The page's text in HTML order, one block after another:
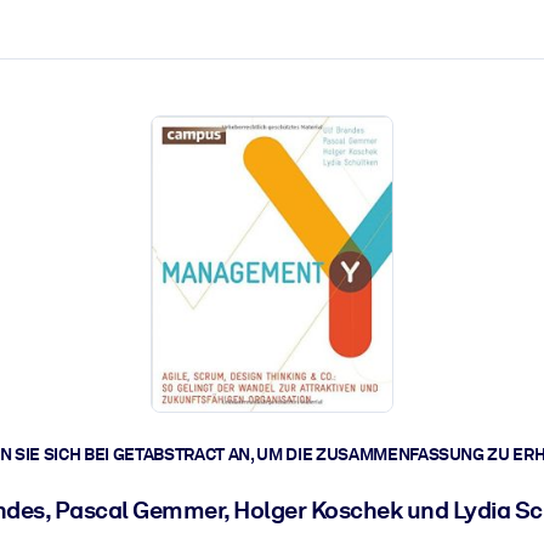
SIE SICH BEI GETABSTRACT AN, UM DIE ZUSAMMENFASSUNG ZU
Pascal Gemmer, Holger Koschek und Lydia